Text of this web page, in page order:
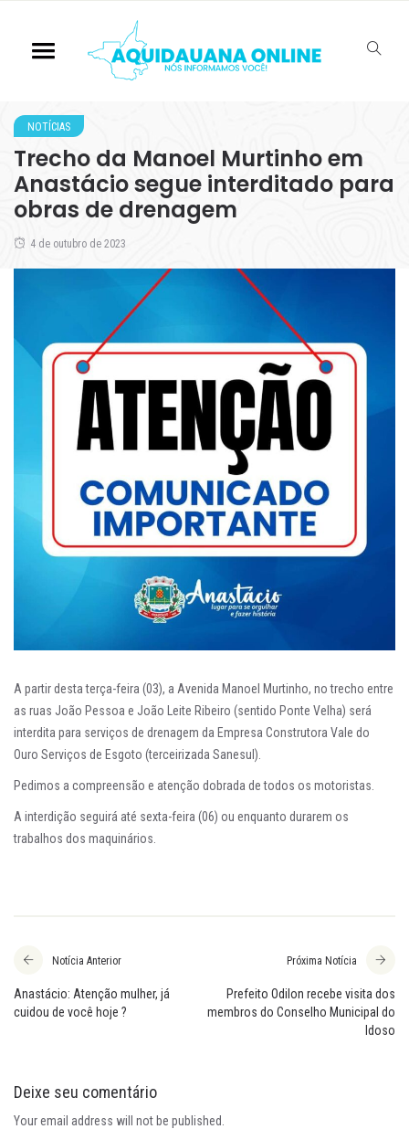
NOTÍCIAS
Trecho da Manoel Murtinho em
Anastácio segue interditado para
obras de drenagem
4 de outubro de 2023
A partir desta terça-feira (03), a Avenida Manoel Murtinho, no trecho entre
as ruas João Pessoa e João Leite Ribeiro (sentido Ponte Velha) será
interdita para serviços de drenagem da Empresa Construtora Vale do
Ouro Serviços de Esgoto (terceirizada Sanesul).
Pedimos a compreensão e atenção dobrada de todos os motoristas.
A interdição seguirá até sexta-feira (06) ou enquanto durarem os
trabalhos dos maquinários.
Notícia Anterior
Anastácio: Atenção mulher, já
cuidou de você hoje ?
Próxima Notícia
Prefeito Odilon recebe visita dos
membros do Conselho Municipal do
Idoso
Deixe seu comentário
Your email address will not be published.